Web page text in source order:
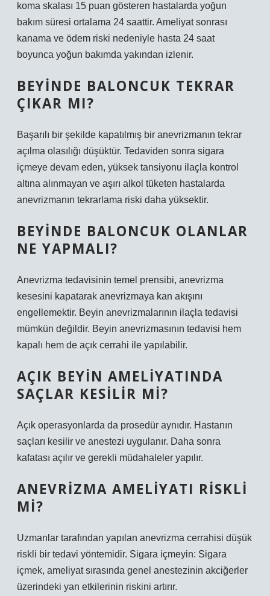
koma skalası 15 puan gösteren hastalarda yoğun
bakım süresi ortalama 24 saattir. Ameliyat sonrası
kanama ve ödem riski nedeniyle hasta 24 saat
boyunca yoğun bakımda yakından izlenir.
BEYINDE BALONCUK TEKRAR
ÇIKAR MI?
Başarılı bir şekilde kapatılmış bir anevrizmanın tekrar
açılma olasılığı düşüktür. Tedaviden sonra sigara
içmeye devam eden, yüksek tansiyonu ilaçla kontrol
altına alınmayan ve aşırı alkol tüketen hastalarda
anevrizmanın tekrarlama riski daha yüksektir.
BEYINDE BALONCUK OLANLAR
NE YAPMALI?
Anevrizma tedavisinin temel prensibi, anevrizma
kesesini kapatarak anevrizmaya kan akışını
engellemektir. Beyin anevrizmalarının ilaçla tedavisi
mümkün değildir. Beyin anevrizmasının tedavisi hem
kapalı hem de açık cerrahi ile yapılabilir.
AÇIK BEYIN AMELIYATINDA
SAÇLAR KESILIR MI?
Açık operasyonlarda da prosedür aynıdır. Hastanın
saçları kesilir ve anestezi uygulanır. Daha sonra
kafatası açılır ve gerekli müdahaleler yapılır.
ANEVRIZMA AMELIYATI RISKLI
MI?
Uzmanlar tarafından yapılan anevrizma cerrahisi düşük
riskli bir tedavi yöntemidir. Sigara içmeyin: Sigara
içmek, ameliyat sırasında genel anestezinin akciğerler
üzerindeki yan etkilerinin riskini artırır.